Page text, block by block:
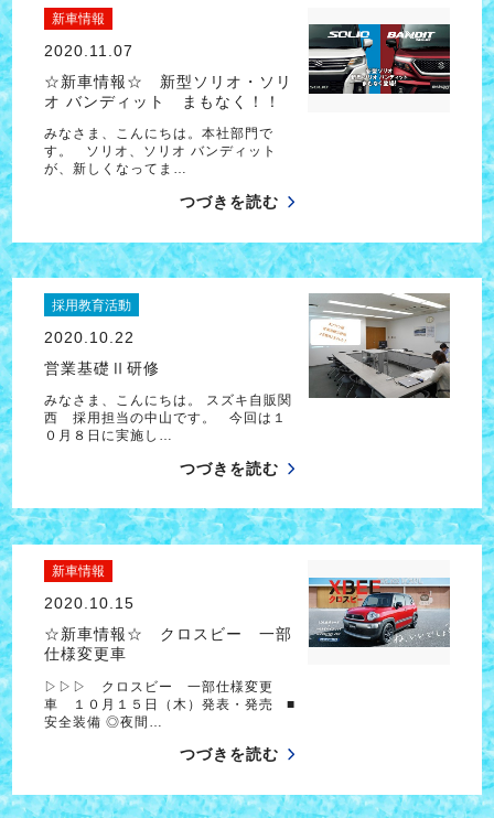
新車情報
2020.11.07
☆新車情報☆ 新型ソリオ・ソリ
オ バンディット まもなく！！
みなさま、こんにちは。本社部門で
す。 ソリオ、ソリオ バンディット
が、新しくなってま…
つづきを読む
採用教育活動
2020.10.22
営業基礎Ⅱ研修
みなさま、こんにちは。 スズキ自販関
西 採用担当の中山です。 今回は１
０月８日に実施し…
つづきを読む
新車情報
2020.10.15
☆新車情報☆ クロスビー 一部
仕様変更車
▷▷▷ クロスビー 一部仕様変更
車 １０月１５日（木）発表・発売 ■
安全装備 ◎夜間…
つづきを読む